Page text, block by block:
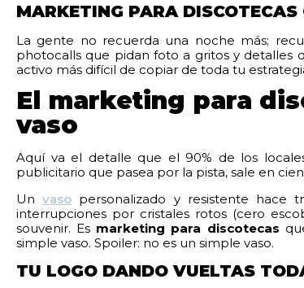
MARKETING PARA
La gente no recuerda una noche más;
photocalls que pidan foto a gritos y detalles
activo más difícil de copiar de toda tu
El marketing para
vaso
Aquí va el detalle que el 90% de los
publicitario que pasea por la pista, sale en
Unvaso personalizado y resistente hace
interrupciones por cristales rotos (cero
souvenir. Es marketing para discotecas
simple vaso. Spoiler: no es un simple vaso.
TU LOGO DANDO VUELTAS